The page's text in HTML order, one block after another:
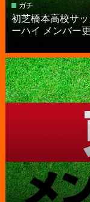
ガチ
初芝橋本高校サ
ーハイ メンバー更